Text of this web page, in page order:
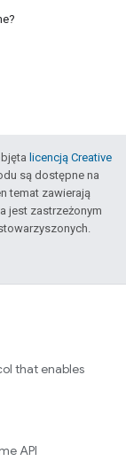
licencją Creative
są dostępne na
temat zawierają
jest zastrzeżonym
that enables
API